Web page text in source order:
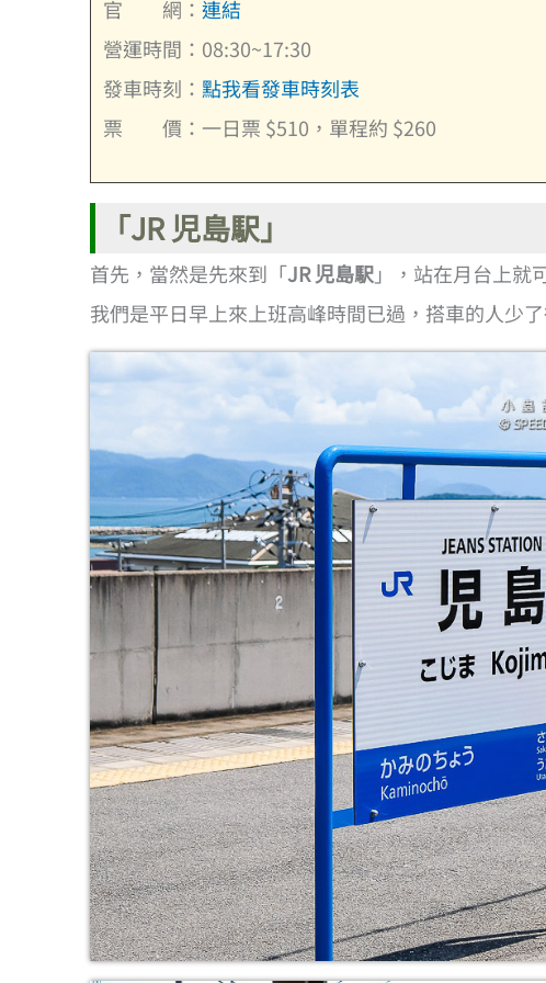
官 網：連結
營運時間：08:30~17:30
發車時刻： 點我看發車時刻表
票 價：一日票 $510，單程約 $260
「JR 児島駅 」
首先，當然是先來到「JR 児島駅」，站在月台上就
我們是平日早上來上班高峰時間已過，搭車的人少了